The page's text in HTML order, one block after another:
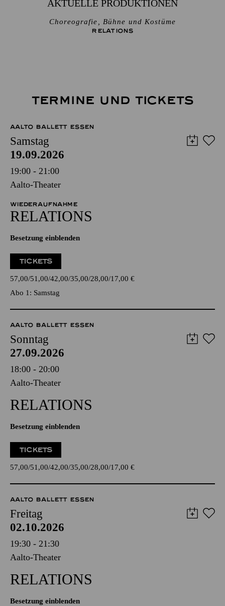
AKTUELLE PRODUKTIONEN
Choreografie, Bühne und Kostüme
RELATIONS
TERMINE UND TICKETS
AALTO BALLETT ESSEN
Samstag
19.09.2026
19:00 - 21:00
Aalto-Theater
WIEDERAUFNAHME
RELATIONS
Besetzung einblenden
TICKETS
57,00 51,00 42,00 35,00 28,00 17,00 €
Abo 1: Samstag
AALTO BALLETT ESSEN
Sonntag
27.09.2026
18:00 - 20:00
Aalto-Theater
RELATIONS
Besetzung einblenden
TICKETS
57,00 51,00 42,00 35,00 28,00 17,00 €
AALTO BALLETT ESSEN
Freitag
02.10.2026
19:30 - 21:30
Aalto-Theater
RELATIONS
Besetzung einblenden